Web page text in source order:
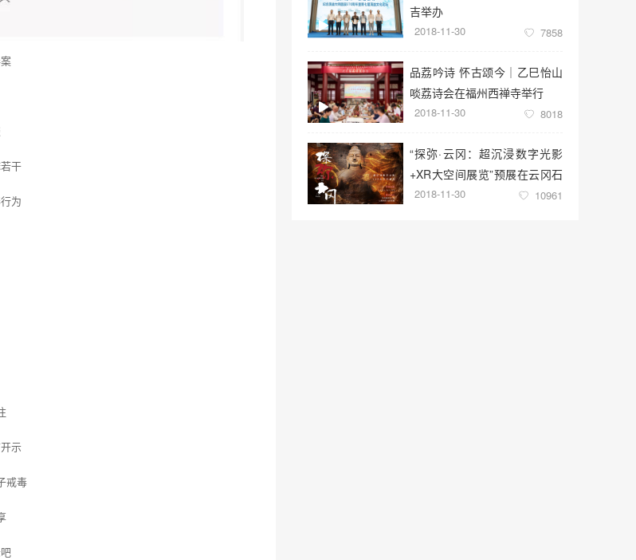
干
为
示
戒毒
吉举办
2018-11-30 7858
品荔吟诗 怀古颂今｜乙巳怡山
啖荔诗会在福州西禅寺举行
2018-11-30 8018
“探弥·云冈：超沉浸数字光影
+XR大空间展览”预展在云冈石
窟云冈美术馆启幕
2018-11-30 10961